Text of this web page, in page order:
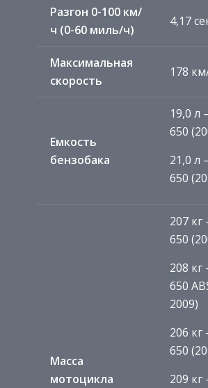
Разгон 0-100 км/
ч (0-60 миль/ч)
4,17
Максимальная
скорость
178
Емкость
бензобака
19,0 л
650
21,0 л
650
Масса
мотоцикла
207 кг
650
208 кг
650
2009)
206 кг
650
209 кг